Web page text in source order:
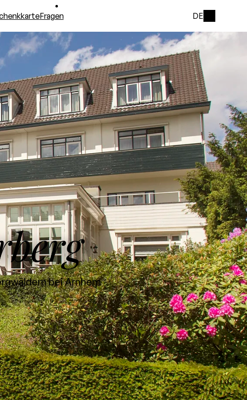
Fragen DE
bei Arnhem